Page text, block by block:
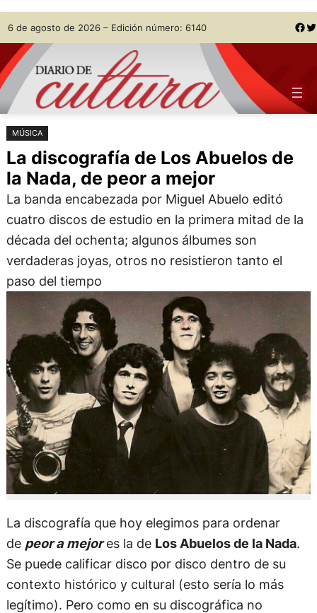
Saltar
al
contenido
Skip
to
content
6 de agosto de 2026 – Edición número: 6140 Facebook Twitter
MÚSICA
La discografía de Los Abuelos de
la Nada, de peor a mejor
La banda encabezada por Miguel Abuelo editó
cuatro discos de estudio en la primera mitad de la
década del ochenta; algunos álbumes son
verdaderas joyas, otros no resistieron tanto el
paso del tiempo
La discografía que hoy elegimos para ordenar
de peor a mejores la de Los Abuelos de la Nada.
Se puede calificar disco por disco dentro de su
contexto histórico y cultural (esto sería lo más
legítimo). Pero como en su discográfica no